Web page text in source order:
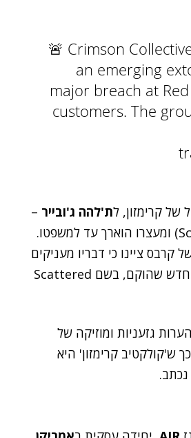
🚨 Crimson
an emerging
major breach at
customers. The
של קרימזון, לת'להה ג'ובייר –
ומעצרו הוארך עד למשפטו.
קרבס ציינו כי דבריו מעניקים
תוספת אמינות לייחוס. חיזוק נוסף התקבל מהדמיון שיש באתר הדלפות חדש שהוקם, בשם Scattered
גזעניות ומוזיקה של
ש'קולקטיב קרימזון' היא